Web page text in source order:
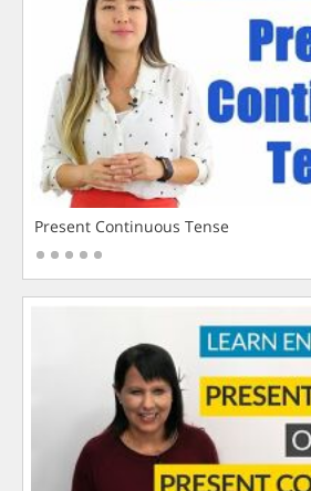
Present Continuous Tense